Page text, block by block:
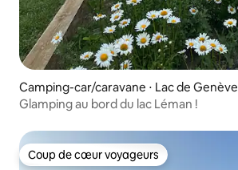
Camping-car/caravane ⋅ Lac de Genève
Glamping au bord du lac Léman !
Coup de cœur voyageurs
Coup de cœur voyageurs